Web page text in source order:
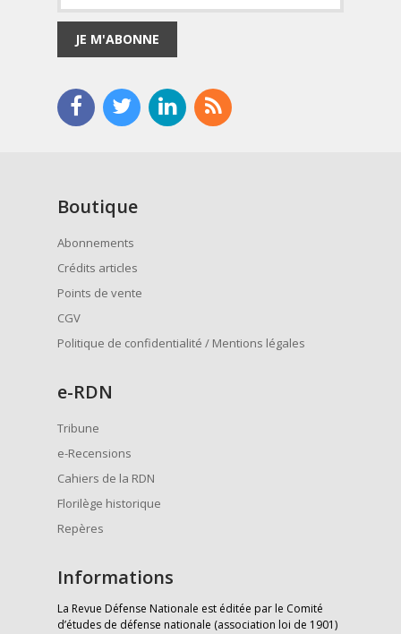
JE M'ABONNE
Boutique
Abonnements
Crédits articles
Points de vente
CGV
Politique de confidentialité / Mentions légales
e-RDN
Tribune
e-Recensions
Cahiers de la RDN
Florilège historique
Repères
Informations
La Revue Défense Nationale est éditée par le Comité
d’études de défense nationale (association loi de 1901)